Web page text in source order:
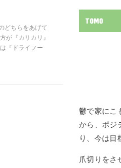
どちらをあげて
が『カリカリ』
『ドライフー
TOMO
鬱で家にこ
から、ポジ
り、今は目
爪切りをさ